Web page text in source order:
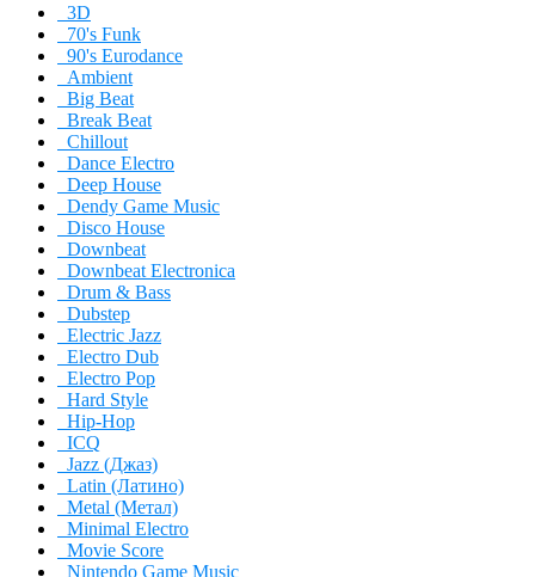
3D
70's Funk
90's Eurodance
Ambient
Big Beat
Break Beat
Chillout
Dance Electro
Deep House
Dendy Game Music
Disco House
Downbeat
Downbeat Electronica
Drum & Bass
Dubstep
Electric Jazz
Electro Dub
Electro Pop
Hard Style
Hip-Hop
ICQ
Jazz (Джаз)
Latin (Латино)
Metal (Метал)
Minimal Electro
Movie Score
Nintendo Game Music